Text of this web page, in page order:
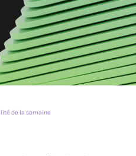
de la semaine